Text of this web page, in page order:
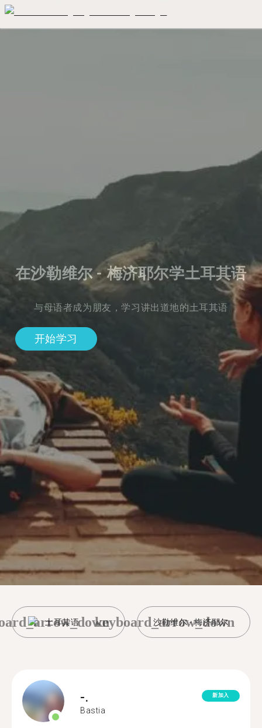
在沙勒维尔 - 梅济耶尔学土耳其语
与母语者成为朋友，学习讲出道地的土耳其语
开始学习
土耳其语 沙勒维尔 - 梅济耶尔
keyboard_arrow_down
-.
Bastia
新加入